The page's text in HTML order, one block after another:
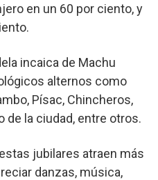
en un 60 por ciento, y
incaica de Machu
alternos como
Písac, Chincheros,
de la ciudad, entre otros.
jubilares atraen más
danzas, música,